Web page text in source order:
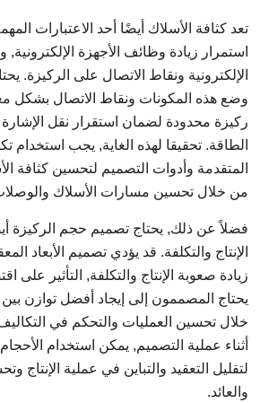
تعد كثافة الأسلاك أيضًا أحد الاعتبارات
استمرار زيادة وظائف الأجهزة
الإلكترونية ونقاط الاتصال على الركيزة.
وضع هذه المكونات ونقاط الاتصال بشكل
ركيزة محدودة لضمان استقرار نقل الإشارة
الطاقة. تحقيقا لهذه الغاية, يجب استخدام
المتقدمة وأدوات التصميم لتحسين كثافة
من خلال تحسين مسارات الأسلاك
فضلاً عن ذلك, يحتاج تصميم حجم الركيزة
الإنتاج والتكلفة. قد يؤدي تصميم الأبعاد
زيادة صعوبة الإنتاج والتكلفة, التأثير على
يحتاج المصممون إلى إيجاد أفضل توازن بين
خلال تحسين العمليات والتحكم في
أثناء عملية التصميم, يمكن استخدام
لتقليل التعقيد والتباين في عملية الإنتاج
والعائد.